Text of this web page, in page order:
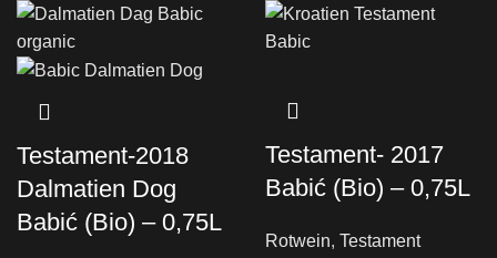
Testament-2018
Dalmatien Dog
Babić (Bio) – 0,75L
Testament- 2017
Babić (Bio) – 0,75L
Rotwein, Testament